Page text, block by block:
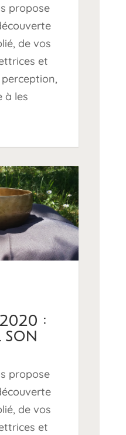
propose
de vos
et
à les
:
son
propose
de vos
et